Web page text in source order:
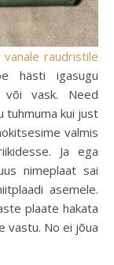
vanale raudristile
hästi igasugu
või vask. Need
tuhmuma kui just
valmis
Ja ega
nimeplaat sai
asemele.
plaate hakata
vastu. No ei jõua